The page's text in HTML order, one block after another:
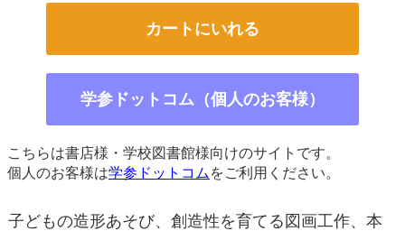
カートにいれる
学参ドットコム（個人のお客様）
こちらは書店様・学校図書館様向けのサイトです。
個人のお客様は学参ドットコム をご利用ください。
子どもの造形あそび、創造性を育てる図画工作、本